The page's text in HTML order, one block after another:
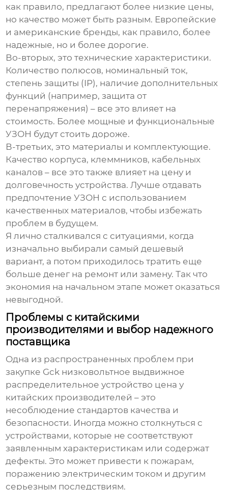
как правило, предлагают более низкие цены,
но качество может быть разным. Европейские
и американские бренды, как правило, более
надежные, но и более дорогие.
Во-вторых, это технические характеристики.
Количество полюсов, номинальный ток,
степень защиты (IP), наличие дополнительных
функций (например, защита от
перенапряжения) – все это влияет на
стоимость. Более мощные и функциональные
УЗОН будут стоить дороже.
В-третьих, это материалы и комплектующие.
Качество корпуса, клеммников, кабельных
каналов – все это также влияет на цену и
долговечность устройства. Лучше отдавать
предпочтение УЗОН с использованием
качественных материалов, чтобы избежать
проблем в будущем.
Я лично сталкивался с ситуациями, когда
изначально выбирали самый дешевый
вариант, а потом приходилось тратить еще
больше денег на ремонт или замену. Так что
экономия на начальном этапе может оказаться
невыгодной.
Проблемы с китайскими
производителями и выбор надежного
поставщика
Одна из распространенных проблем при
закупке Gck низковольтное выдвижное
распределительное устройство цена у
китайских производителей – это
несоблюдение стандартов качества и
безопасности. Иногда можно столкнуться с
устройствами, которые не соответствуют
заявленным характеристикам или содержат
дефекты. Это может привести к пожарам,
поражению электрическим током и другим
серьезным последствиям.